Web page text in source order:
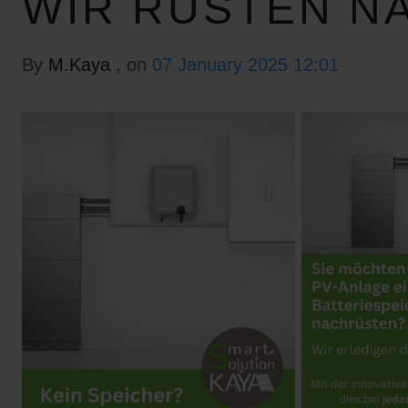
By M.Kaya , on 07 January 2025 12:01